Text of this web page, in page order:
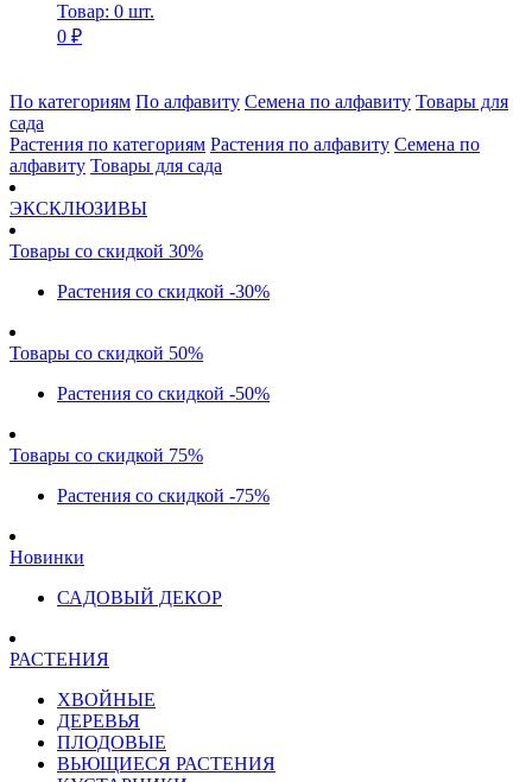
Товар: 0 шт.
0 ₽
По категориям По алфавиту Семена по алфавиту Товары для
сада
Растения по категориям Растения по алфавиту Семена по
алфавиту Товары для сада
ЭКСКЛЮЗИВЫ
Товары со скидкой 30%
Растения со скидкой -30%
Товары со скидкой 50%
Растения со скидкой -50%
Товары со скидкой 75%
Растения со скидкой -75%
Новинки
САДОВЫЙ ДЕКОР
РАСТЕНИЯ
ХВОЙНЫЕ
ДЕРЕВЬЯ
ПЛОДОВЫЕ
ВЬЮЩИЕСЯ РАСТЕНИЯ